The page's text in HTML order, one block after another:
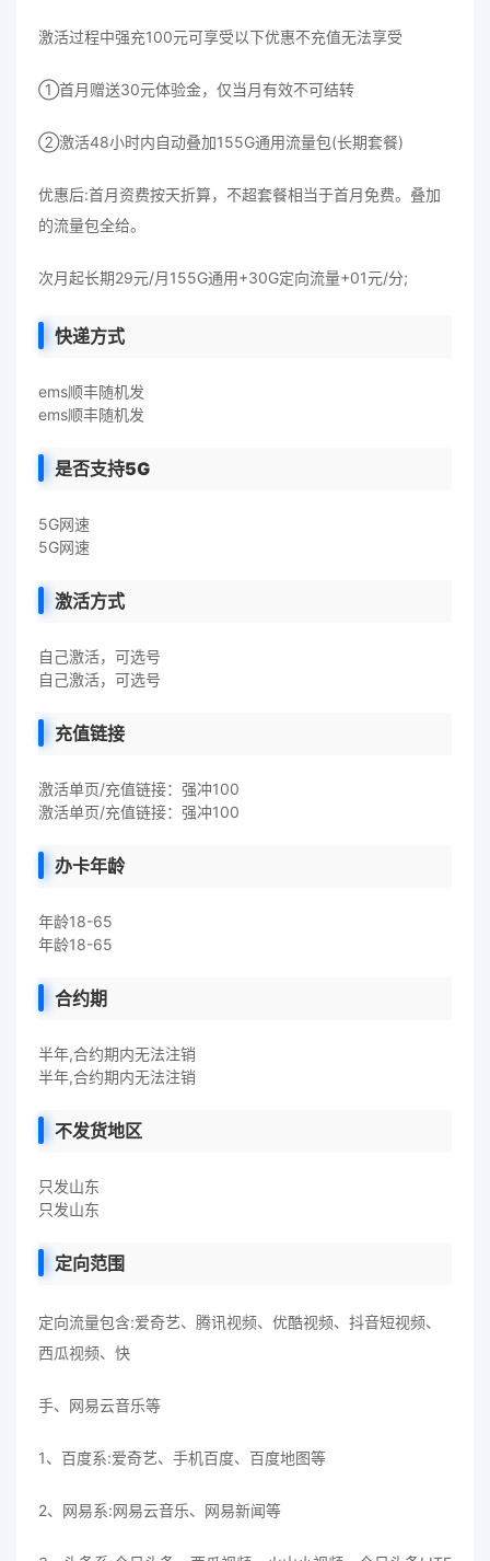
激活过程中强充100元可享受以下优惠不充值无法享受
①首月赠送30元体验金，仅当月有效不可结转
②激活48小时内自动叠加155G通用流量包(长期套餐)
优惠后:首月资费按天折算，不超套餐相当于首月免费。叠加
的流量包全给。
次月起长期29元/月155G通用+30G定向流量+01元/分;
快递方式
ems顺丰随机发
ems顺丰随机发
是否支持5G
5G网速
5G网速
激活方式
自己激活，可选号
自己激活，可选号
充值链接
激活单页/充值链接：强冲100
激活单页/充值链接：强冲100
办卡年龄
年龄18-65
年龄18-65
合约期
半年,合约期内无法注销
半年,合约期内无法注销
不发货地区
只发山东
只发山东
定向范围
定向流量包含:爱奇艺、腾讯视频、优酷视频、抖音短视频、
西瓜视频、快
手、网易云音乐等
1、百度系:爱奇艺、手机百度、百度地图等
2、网易系:网易云音乐、网易新闻等